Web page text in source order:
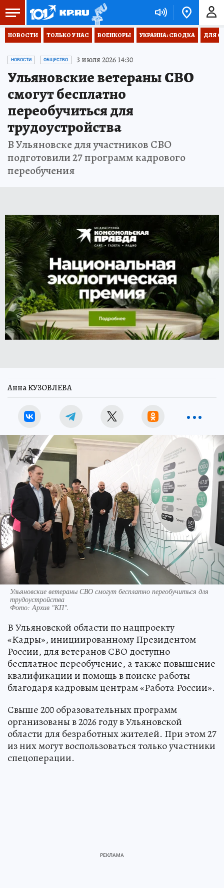
НОВОСТИ ТОЛЬКО У НАС ВОЕНКОРЫ УКРАИНА: СВОДКА ДЛЯ
НОВОСТИ ОБЩЕСТВО 3 июля 2026 14:30
Ульяновские ветераны СВО
смогут бесплатно
переобучиться для
трудоустройства
В Ульяновске для участников СВО
подготовили 27 программ кадрового
переобучения
Анна КУЗОВЛЕВА
Ульяновские ветераны СВО смогут бесплатно переобучиться для
трудоустройства
Фото: Архив "КП".
В Ульяновской области по нацпроекту
«Кадры», инициированному Президентом
России, для ветеранов СВО доступно
бесплатное переобучение, а также повышение
квалификации и помощь в поиске работы
благодаря кадровым центрам «Работа России».
Свыше 200 образовательных программ
организованы в 2026 году в Ульяновской
области для безработных жителей. При этом 27
из них могут воспользоваться только участники
спецоперации.